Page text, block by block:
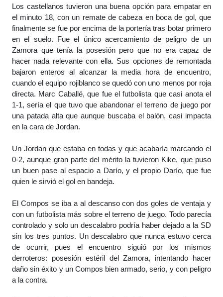
Los castellanos tuvieron una buena opción para empatar en
el minuto 18, con un remate de cabeza en boca de gol, que
finalmente se fue por encima de la portería tras botar primero
en el suelo. Fue el único acercamiento de peligro de un
Zamora que tenía la posesión pero que no era capaz de
hacer nada relevante con ella. Sus opciones de remontada
bajaron enteros al alcanzar la media hora de encuentro,
cuando el equipo rojiblanco se quedó con uno menos por roja
directa. Marc Caballé, que fue el futbolista que casi anota el
1-1, sería el que tuvo que abandonar el terreno de juego por
una patada alta que aunque buscaba el balón, casi impacta
en la cara de Jordan.
Un Jordan que estaba en todas y que acabaría marcando el
0-2, aunque gran parte del mérito la tuvieron Kike, que puso
un buen pase al espacio a Darío, y el propio Darío, que fue
quien le sirvió el gol en bandeja.
El Compos se iba a al descanso con dos goles de ventaja y
con un futbolista más sobre el terreno de juego. Todo parecía
controlado y solo un descalabro podría haber dejado a la SD
sin los tres puntos. Un descalabro que nunca estuvo cerca
de ocurrir, pues el encuentro siguió por los mismos
derroteros: posesión estéril del Zamora, intentando hacer
daño sin éxito y un Compos bien armado, serio, y con peligro
a la contra.